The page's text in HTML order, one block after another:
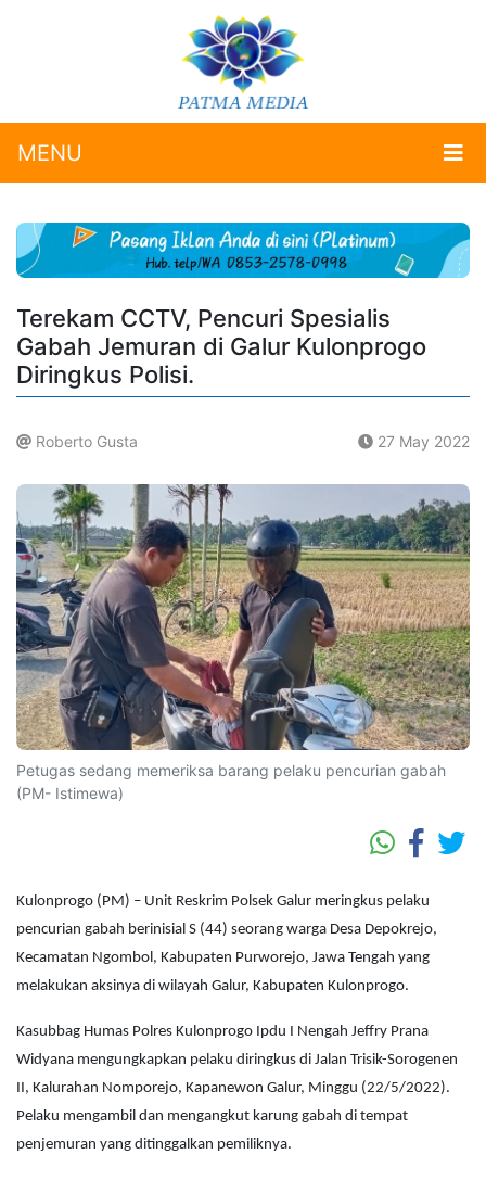
MENU
Terekam CCTV, Pencuri Spesialis
Gabah Jemuran di Galur Kulonprogo
Diringkus Polisi.
Roberto Gusta 27 May 2022
Petugas sedang memeriksa barang pelaku pencurian gabah
(PM- Istimewa)
Kulonprogo (PM) – Unit Reskrim Polsek Galur meringkus pelaku
pencurian gabah berinisial S (44) seorang warga Desa Depokrejo,
Kecamatan Ngombol, Kabupaten Purworejo, Jawa Tengah yang
melakukan aksinya di wilayah Galur, Kabupaten Kulonprogo.
Kasubbag Humas Polres Kulonprogo Ipdu I Nengah Jeffry Prana
Widyana mengungkapkan pelaku diringkus di Jalan Trisik-Sorogenen
II, Kalurahan Nomporejo, Kapanewon Galur, Minggu (22/5/2022).
Pelaku mengambil dan mengangkut karung gabah di tempat
penjemuran yang ditinggalkan pemiliknya.